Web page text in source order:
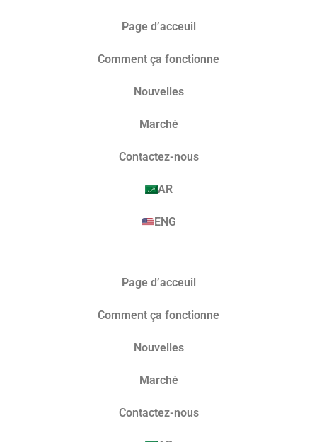
Page d’acceuil
Comment ça fonctionne
Nouvelles
Marché​
Contactez-nous
AR
ENG
Page d’acceuil
Comment ça fonctionne
Nouvelles
Marché​
Contactez-nous